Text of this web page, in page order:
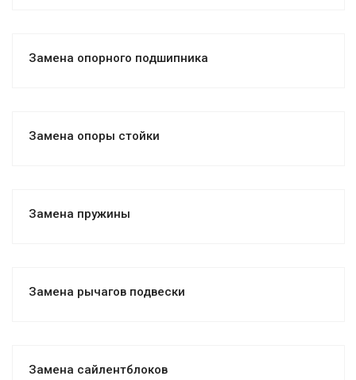
Замена опорного подшипника
Замена опоры стойки
Замена пружины
Замена рычагов подвески
Замена сайлентблоков